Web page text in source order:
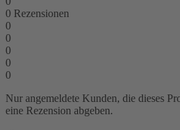
0 Rezensionen
0
0
0
0
0
Nur angemeldete Kunden, die dieses
eine Rezension abgeben.